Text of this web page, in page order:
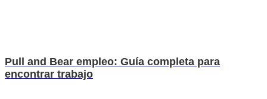
Pull and Bear empleo: Guía completa para
encontrar trabajo